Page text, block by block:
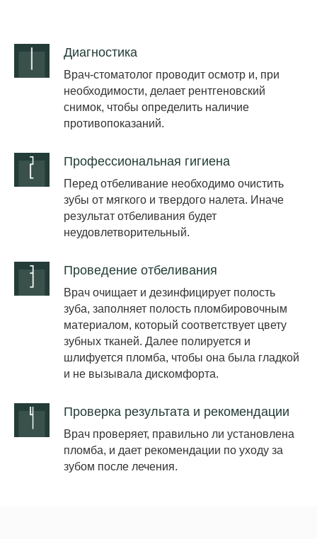
Диагностика
Врач-стоматолог проводит осмотр и, при
необходимости, делает рентгеновский
снимок, чтобы определить наличие
противопоказаний.
Профессиональная гигиена
Перед отбеливание необходимо очистить
зубы от мягкого и твердого налета. Иначе
результат отбеливания будет
неудовлетворительный.
Проведение отбеливания
Врач очищает и дезинфицирует полость
зуба, заполняет полость пломбировочным
материалом, который соответствует цвету
зубных тканей. Далее полируется и
шлифуется пломба, чтобы она была гладкой
и не вызывала дискомфорта.
Проверка результата и рекомендации
Врач проверяет, правильно ли установлена
пломба, и дает рекомендации по уходу за
зубом после лечения.